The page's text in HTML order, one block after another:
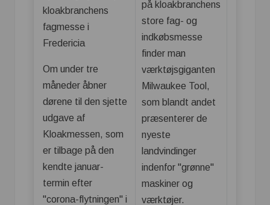
kloakbranchens
fagmesse i
Fredericia
Om under tre
måneder åbner
dørene til den sjette
udgave af
Kloakmessen, som
er tilbage på den
kendte januar-
termin efter
"corona-flytningen" i